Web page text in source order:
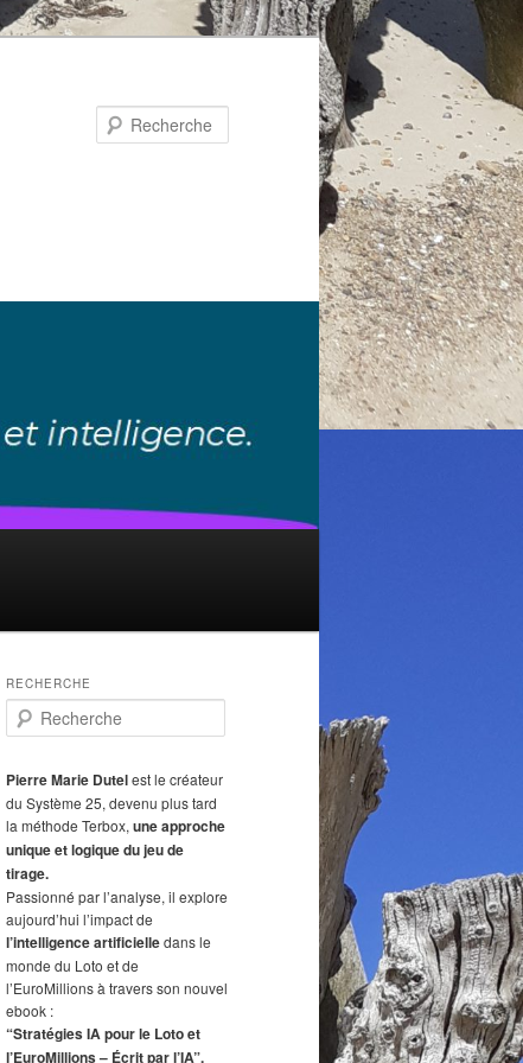
RECHERCHE
e
h
e
r
c
h
e
Pierre Marie Dutelest le créateur
du Système 25, devenu plus tard
la méthode Terbox, une approche
unique et logique du jeu de
tirage.
Passionné par l’analyse, il explore
aujourd’hui l’impact de
l’intelligence artificielledans le
monde du Loto et de
l’EuroMillions à travers son nouvel
ebook :
“Stratégies IA pour le Loto et
l’EuroMillions – Écrit par l’IA”.